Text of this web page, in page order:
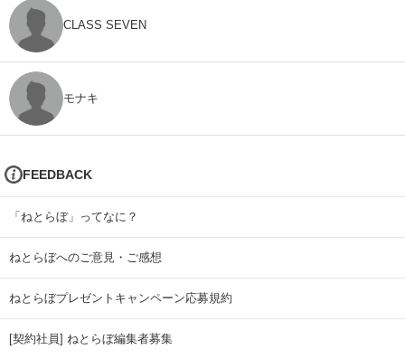
CLASS SEVEN
モナキ
FEEDBACK
「ねとらぼ」ってなに？
ねとらぼへのご意見・ご感想
ねとらぼプレゼントキャンペーン応募規約
[契約社員] ねとらぼ編集者募集